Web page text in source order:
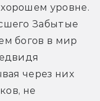
уровне.
Забытые
богов в мир
через них
не